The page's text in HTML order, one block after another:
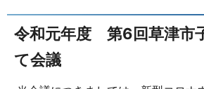
令和元年度 第6回草津市
て会議